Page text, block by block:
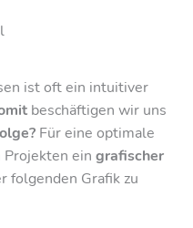
ist oft ein intuitiver
beschäftigen wir uns
Für eine optimale
ein grafischer
folgenden Grafik zu